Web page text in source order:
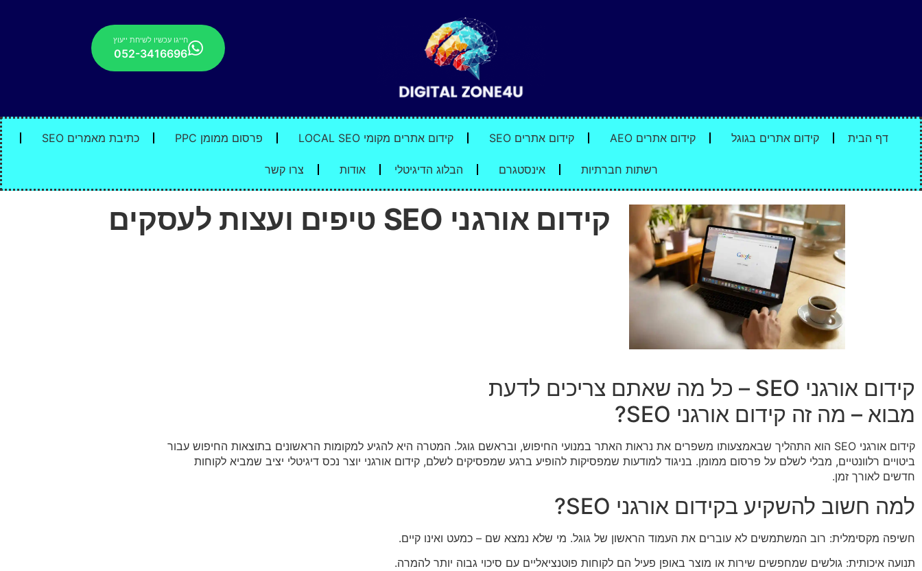
חייגו עכשיו לשיחת ייעוץ
052-3416696
דף הבית קידום אתרים בגוגל קידום אתרים AEO קידום אתרים SEO קידום אתרים מקומי LOCAL SEO פרסום ממומן PPC כתיבת מאמרים SEO
רשתות חברתיות אינסטגרם הבלוג הדיגיטלי אודות צרו קשר
קידום אורגני SEO טיפים ועצות לעסקים
קידום אורגני SEO – כל מה שאתם צריכים לדעת
מבוא – מה זה קידום אורגני SEO?
קידום אורגני SEO הוא התהליך שבאמצעותו משפרים את נראות האתר במנועי החיפוש, ובראשם גוגל. המטרה היא להגיע למקומות הראשונים בתוצאות החיפוש עבור
ביטויים רלוונטיים, מבלי לשלם על פרסום ממומן. בניגוד למודעות שמפסיקות להופיע ברגע שמפסיקים לשלם, קידום אורגני יוצר נכס דיגיטלי יציב שמביא לקוחות
חדשים לאורך זמן.
למה חשוב להשקיע בקידום אורגני SEO?
חשיפה מקסימלית: רוב המשתמשים לא עוברים את העמוד הראשון של גוגל. מי שלא נמצא שם – כמעט ואינו קיים.
תנועה איכותית: גולשים שמחפשים שירות או מוצר באופן פעיל הם לקוחות פוטנציאליים עם סיכוי גבוה יותר להמרה.